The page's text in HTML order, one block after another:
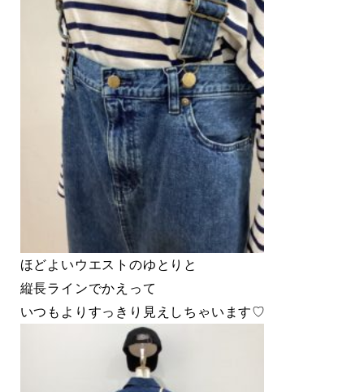
ほどよいウエストのゆとりと
縦長ラインでかえって
いつもよりすっきり見えしちゃいます♡